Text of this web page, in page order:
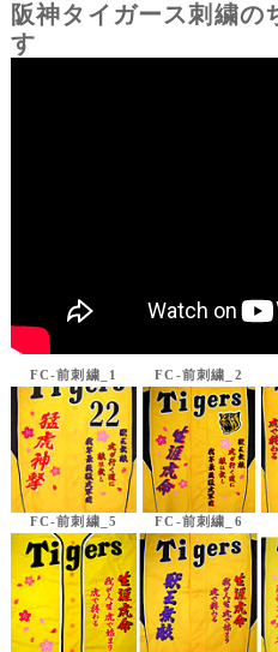
阪神タイガース刺繍の
す
FC-前刺繍_1 FC-前刺繍_2
FC-前刺繍_5 FC-前刺繍_6